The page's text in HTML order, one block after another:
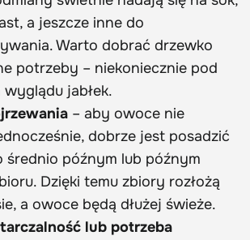
a jeszcze inne do
Warto dobrać drzewko
potrzeby – niekoniecznie pod
jabłek.
– aby owoce nie
dobrze jest posadzić
średnio późnym lub późnym
Dzięki temu zbiory rozłożą
a owoce będą dłużej świeże.
lub potrzeba